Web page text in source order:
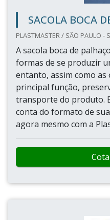
SACOLA BOCA
PLASTMASTER / SÃO PAULO -
A sacola boca de
formas de se produzir
entanto, assim como
principal função,
transporte do produto.
conta do formato de
agora mesmo com a